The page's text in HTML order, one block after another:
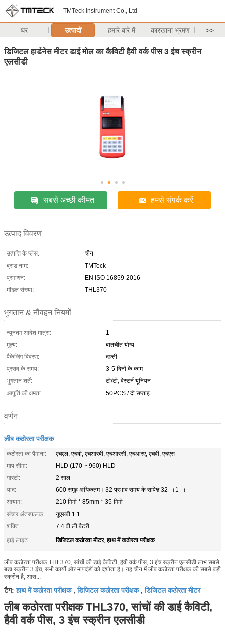
TMTeck Instrument Co., Ltd
घर उत्पादों हमारे बारे में कारखाना भ्रमण >>
डिजिटल हार्डनेस मीटर डाई मोल का कैविटी हैवी वर्क पीस 3 इंच स्क्रीन
एलसीडी
सबसे अच्छी कीमत हमसे संपर्क करें
उत्पाद विवरण
उत्पत्ति के प्लेस:
चीन
ब्रांड नाम:
TMTeck
प्रमाणन:
EN ISO 16859-2016
मॉडल संख्या:
THL370
भुगतान & नौवहन नियमों
न्यूनतम आदेश मात्रा:
1
मूल्य:
बातचीत योग्य
पैकेजिंग विवरण:
दफ़्ती
प्रसव के समय:
3-5 दिनों के काम
भुगतान शर्तें:
टी/टी, वेस्टर्न यूनियन
आपूर्ति की क्षमता:
50PCS / दो सप्ताह
वर्णन
लीब कठोरता परीक्षक
कठोरता का पैमाना:
एचएल, एचबी, एचआरबी, एचआरसी, एचआरए, एचवी, एचएस
माप सीमा:
HLD (170 ~ 960) HLD
गारंटी:
2 साल
याद:
600 समूह अधिकतम। 32 प्रभाव समय के सापेक्ष 32 （1 （
आयाम:
210 मिमी * 85mm * 35 मिमी
संचार अंतरफलक:
यूएसबी 1.1
शक्ति:
7.4 वी ली बैटरी
हाई लाइट:
डिजिटल कठोरता मीटर,हाथ में कठोरता परीक्षक
लीब कठोरता परीक्षक THL370, सांचों की डाई कैविटी, हैवी वर्क पीस, 3 इंच स्क्रीन एलसीडी लाभ सबसे
बड़ा स्क्रीन 3 इंच, सभी कार्यों और मापदंडों को दर्शाता है। यह चीन में लीब कठोरता परीक्षक की सबसे बड़ी
स्क्रीन है, आस...
टैग:हाथ में कठोरता परीक्षक,डिजिटल कठोरता परीक्षक,डिजिटल कठोरता मीटर
लीब कठोरता परीक्षक THL370, सांचों की डाई कैविटी,
हैवी वर्क पीस, 3 इंच स्क्रीन एलसीडी